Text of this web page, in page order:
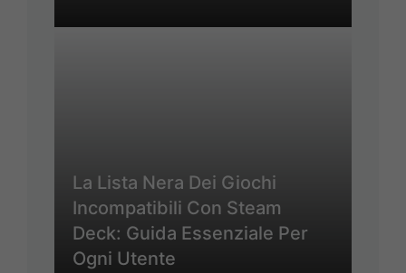
La Lista Nera Dei Giochi
Incompatibili Con Steam
Deck: Guida Essenziale Per
Ogni Utente